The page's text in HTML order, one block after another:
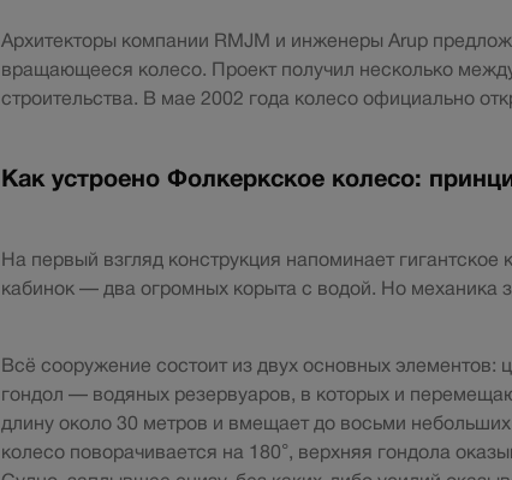
Архитекторы компании RMJM и инженеры Arup
вращающееся колесо. Проект получил несколько
строительства. В мае 2002 года колесо официально
Как устроено Фолкеркское колесо:
На первый взгляд конструкция напоминает гигантское
кабинок — два огромных корыта с водой. Но механика
Всё сооружение состоит из двух основных
гондол — водяных резервуаров, в которых и
длину около 30 метров и вмещает до восьми
колесо поворачивается на 180°, верхняя гондола